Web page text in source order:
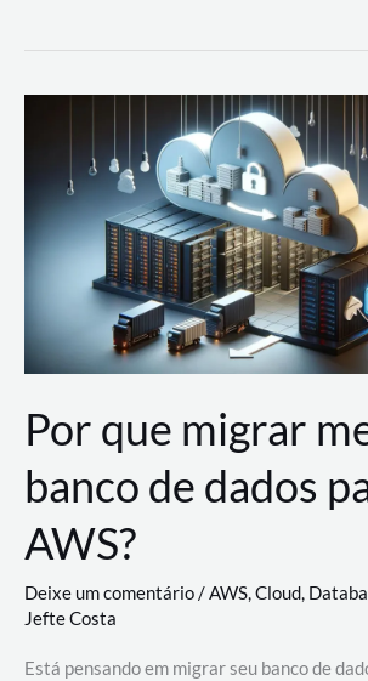
Soluções
AWS
Por que migrar
banco de dados
AWS?
Deixe um comentário/AWS,Cloud,
Jefte Costa
Está pensando em migrar seu banco de